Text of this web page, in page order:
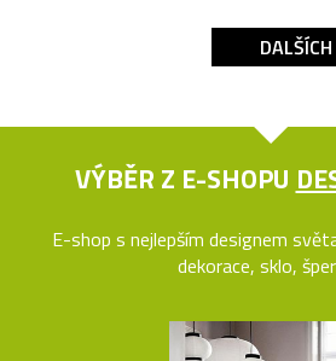
VÝBĚR Z E-SHOPU
E-shop s nejlepším designem
dekorace, sklo,